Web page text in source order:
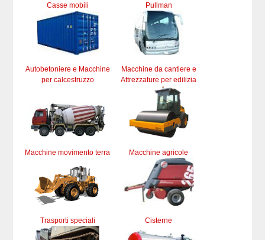
Casse mobili Pullman
Autobetoniere e Macchine
per calcestruzzo
Macchine da cantiere e
Attrezzature per edilizia
Macchine movimento terra Macchine agricole
Trasporti speciali Cisterne